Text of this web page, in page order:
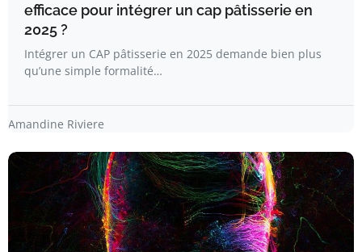
efficace pour intégrer un cap pâtisserie en
2025 ?
Intégrer un CAP pâtisserie en 2025 demande bien plus
qu’une simple formalité…
Amandine Riviere